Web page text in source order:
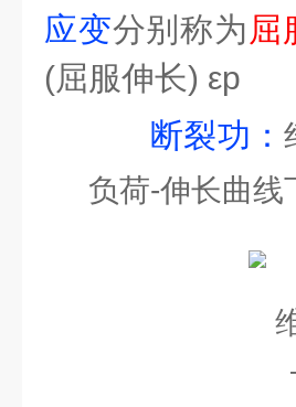
应变分别称为 屈
(屈服伸长) εp
断裂功：
负荷-伸长曲线